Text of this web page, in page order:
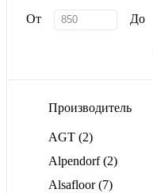
От До
Производитель
AGT (2)
Alpendorf(2)
Alsafloor(7)